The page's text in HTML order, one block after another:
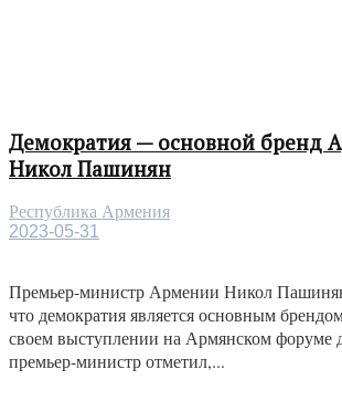
Демократия — основной бренд
Никол Пашинян
Республика Армения
2023-05-31
Премьер-министр Армении Никол
что демократия является основным
своем выступлении на Армянском форуме
премьер-министр отметил,...